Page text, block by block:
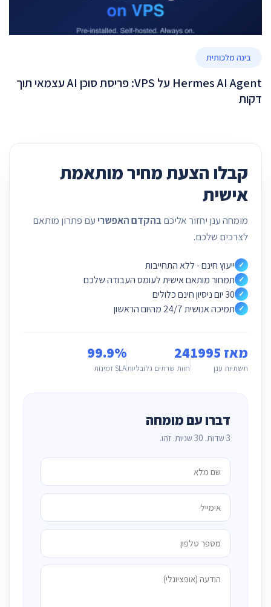
בינה מלכותית
Hermes AI Agent על VPS: פריסת סוכן AI עצמאי תוך
דקות
קבלו הצעת מחיר מותאמת
אישית
מומחה ענן יחזור אליכםבהקדם האפשרי עם פתרון מותאם
לצרכים שלכם.
✓ ייעוץ חינם - ללא התחייבות
✓ תמחור מותאם אישית לעומס העבודה שלכם
✓ 30 יום ניסיון חינם כלולים
✓ תמיכה אנושית 24/7 מהיום הראשון
מאז 1995
תשתיות ענן
24
חוות שרתים גלובליות
99.9%
SLA זמינות
דברו עם מומחה
3 שדות. 30 שניות. זהו.